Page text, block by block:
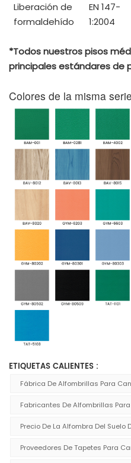
Liberación de
formaldehído
EN 147-
1:2004
*Todos nuestros pisos
principales estándares de
Colores de la misma
ETIQUETAS CALIENTES :
Fábrica De Alfombrillas Para
Fabricantes De Alfombrillas
Precio De La Alfombra Del Suelo
Proveedores De Tapetes Para